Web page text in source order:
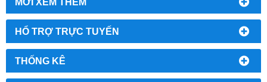
HỔ TRỢ TRỰC TUYẾN
THỐNG KÊ